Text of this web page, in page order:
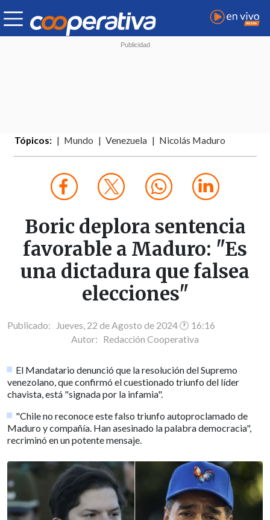
Tópicos: Mundo Venezuela Nicolás Maduro
Boric deplora sentencia
favorable a Maduro: "Es
una dictadura que falsea
elecciones"
Publicado: Jueves, 22 de Agosto de 2024 🕐 16:16
Autor: Redacción Cooperativa
El Mandatario denunció que la resolución del Supremo
venezolano, que confirmó el cuestionado triunfo del líder
chavista, está "signada por la infamia".
"Chile no reconoce este falso triunfo autoproclamado de
Maduro y compañía. Han asesinado la palabra democracia",
recriminó en un potente mensaje.